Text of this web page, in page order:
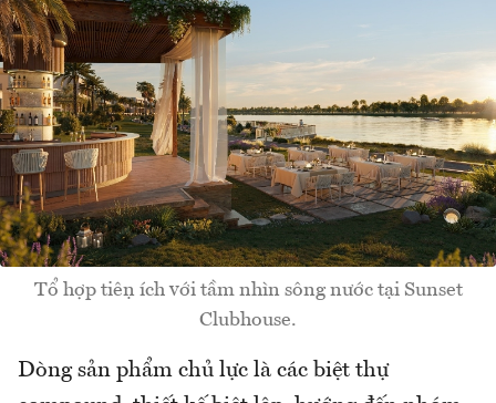
Tổ hợp tiện ích với tầm nhìn sông nước tại Sunset
Clubhouse.
Dòng sản phẩm chủ lực là các biệt thự